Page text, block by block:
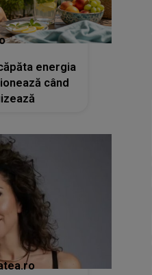
energia
când